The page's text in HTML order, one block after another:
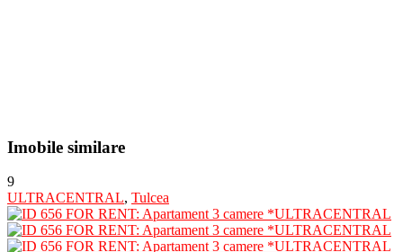
Imobile similare
9
ULTRACENTRAL, Tulcea